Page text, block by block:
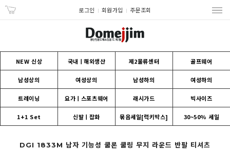
로그인 회원가입 주문조회
NEW 신상 국내ㅣ해외생산 제2물류센터 골프웨어
남성상의 여성상의 남성하의 여성하의
트레이닝 요가ㅣ스포츠웨어 래시가드 빅사이즈
1+1 Set 신발ㅣ잡화 묶음세일[럭키박스] 30~50% 세일
DGI 1833M 남자 기능성 쿨론 쿨링 무지 라운드 반팔 티셔츠